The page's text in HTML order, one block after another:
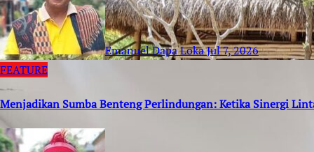
Emanuel Dapa LokaJul 7, 2026
FEATURE
Menjadikan Sumba Benteng Perlindungan: Ketika Sinergi